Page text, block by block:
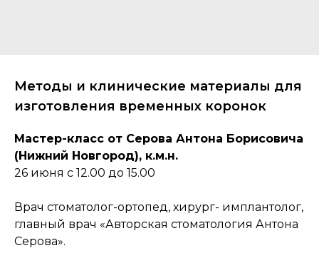
Методы и клинические материалы для
изготовления временных коронок
Мастер-класс от Серова Антона Борисовича
(Нижний Новгород), к.м.н.
26 июня с 12.00 до 15.00
Врач стоматолог-ортопед, хирург- имплантолог,
главный врач «Авторская стоматология Антона
Серова».